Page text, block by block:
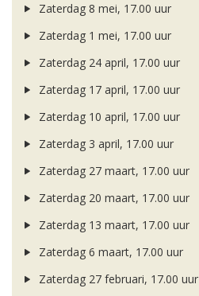
Zaterdag 8 mei, 17.00 uur
Zaterdag 1 mei, 17.00 uur
Zaterdag 24 april, 17.00 uur
Zaterdag 17 april, 17.00 uur
Zaterdag 10 april, 17.00 uur
Zaterdag 3 april, 17.00 uur
Zaterdag 27 maart, 17.00 uur
Zaterdag 20 maart, 17.00 uur
Zaterdag 13 maart, 17.00 uur
Zaterdag 6 maart, 17.00 uur
Zaterdag 27 februari, 17.00 uur